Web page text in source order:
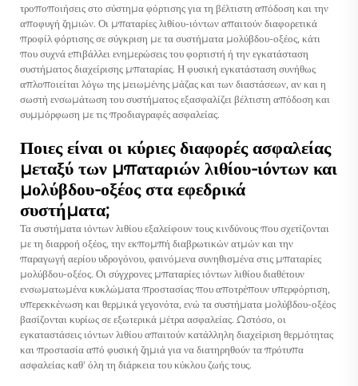
τροποποιήσεις στο σύστημα φόρτισης για τη βέλτιστη απόδοση και την
αποφυγή ζημιών. Οι μπαταρίες λιθίου-ιόντων απαιτούν διαφορετικά
προφίλ φόρτισης σε σύγκριση με τα συστήματα μολύβδου-οξέος, κάτι
που συχνά επιβάλλει ενημερώσεις του φορτιστή ή την εγκατάσταση
συστήματος διαχείρισης μπαταρίας. Η φυσική εγκατάσταση συνήθως
απλοποιείται λόγω της μειωμένης μάζας και των διαστάσεων, αν και η
σωστή ενσωμάτωση του συστήματος εξασφαλίζει βέλτιστη απόδοση και
συμμόρφωση με τις προδιαγραφές ασφαλείας.
Ποιες είναι οι κύριες διαφορές ασφαλείας
μεταξύ των μπαταριών λιθίου-ιόντων και
μολύβδου-οξέος στα εφεδρικά
συστήματα;
Τα συστήματα ιόντων λιθίου εξαλείφουν τους κινδύνους που σχετίζονται
με τη διαρροή οξέος, την εκπομπή διαβρωτικών ατμών και την
παραγωγή αερίου υδρογόνου, φαινόμενα συνηθισμένα στις μπαταρίες
μολύβδου-οξέος. Οι σύγχρονες μπαταρίες ιόντων λιθίου διαθέτουν
ενσωματωμένα κυκλώματα προστασίας που αποτρέπουν υπερφόρτιση,
υπερεκκένωση και θερμικά γεγονότα, ενώ τα συστήματα μολύβδου-οξέος
βασίζονται κυρίως σε εξωτερικά μέτρα ασφαλείας. Ωστόσο, οι
εγκαταστάσεις ιόντων λιθίου απαιτούν κατάλληλη διαχείριση θερμότητας
και προστασία από φυσική ζημιά για να διατηρηθούν τα πρότυπα
ασφαλείας καθ' όλη τη διάρκεια του κύκλου ζωής τους.